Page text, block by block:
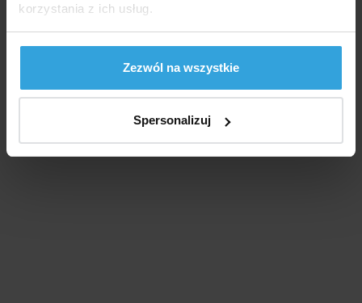
korzystania z ich usług.
Zezwól na wszystkie
Spersonalizuj
Polityka prywatności
Ustawienia cookies